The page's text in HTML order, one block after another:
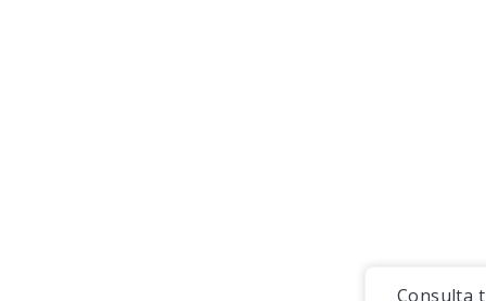
Consulta